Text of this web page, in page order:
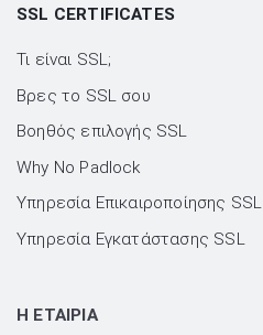
SSL CERTIFICATES
Τι είναι SSL;
Βρες το SSL σου
Βοηθός επιλογής SSL
Why No Padlock
Υπηρεσία Επικαιροποίησης SSL
Υπηρεσία Εγκατάστασης SSL
H ΕΤΑΙΡΙΑ